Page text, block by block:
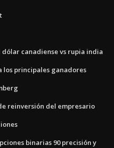
canadiense vs rupia india
los principales ganadores
reinversión del empresario
binarias 90 precisión y